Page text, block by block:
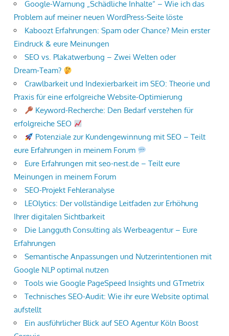
Google-Warnung „Schädliche Inhalte“ – Wie ich das
Problem auf meiner neuen WordPress-Seite löste
Kaboozt Erfahrungen: Spam oder Chance? Mein erster
Eindruck & eure Meinungen
SEO vs. Plakatwerbung – Zwei Welten oder
Dream‑Team?
Crawlbarkeit und Indexierbarkeit im SEO: Theorie und
Praxis für eine erfolgreiche Website-Optimierung
Keyword-Recherche: Den Bedarf verstehen für
erfolgreiche SEO
Potenziale zur Kundengewinnung mit SEO – Teilt
eure Erfahrungen in meinem Forum
Eure Erfahrungen mit seo-nest.de – Teilt eure
Meinungen in meinem Forum
SEO-Projekt Fehleranalyse
LEOlytics: Der vollständige Leitfaden zur Erhöhung
Ihrer digitalen Sichtbarkeit
Die Langguth Consulting als Werbeagentur – Eure
Erfahrungen
Semantische Anpassungen und Nutzerintentionen mit
Google NLP optimal nutzen
Tools wie Google PageSpeed Insights und GTmetrix
Technisches SEO-Audit: Wie ihr eure Website optimal
aufstellt
Ein ausführlicher Blick auf SEO Agentur Köln Boost